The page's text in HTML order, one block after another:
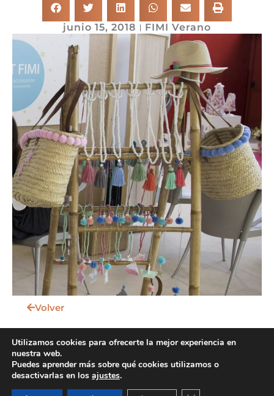
Volver
junio 15, 2018 FIMI Verano
Utilizamos cookies para ofrecerte la mejor experiencia en
nuestra web.
Puedes aprender más sobre qué cookies utilizamos o
desactivarlas en los ajustes.